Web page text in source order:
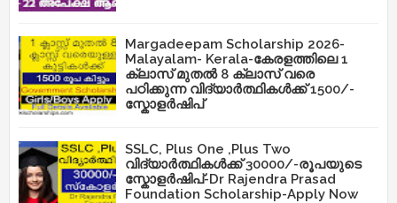
Margadeepam Scholarship 2026-
Malayalam- Kerala-കേരളത്തിലെ 1
ക്ലാസ് മുതൽ 8 ക്ലാസ് വരെ
പഠിക്കുന്ന വിദ്യാർത്ഥികൾക്ക് 1500/-
സ്കോളർഷിപ്
SSLC, Plus One ,Plus Two
വിദ്യാർത്ഥികൾക്ക് 30000/-രൂപയുടെ
സ്കോളർഷിപ്-Dr Rajendra Prasad
Foundation Scholarship-Apply Now